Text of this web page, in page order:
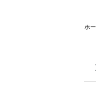
ホ